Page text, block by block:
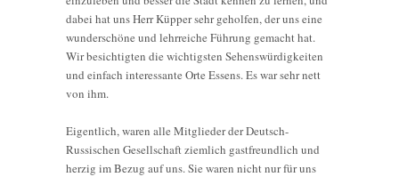
dabei hat uns Herr Küpper sehr geholfen, der uns eine
wunderschöne und lehrreiche Führung gemacht hat.
Wir besichtigten die wichtigsten Sehenswürdigkeiten
und einfach interessante Orte Essens. Es war sehr nett
von ihm.
Eigentlich, waren alle Mitglieder der Deutsch-
Russischen Gesellschaft ziemlich gastfreundlich und
herzig im Bezug auf uns. Sie waren nicht nur für uns